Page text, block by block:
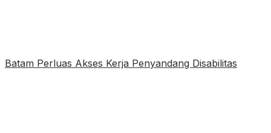
Batam Perluas Akses Kerja Penyandang Disabilitas